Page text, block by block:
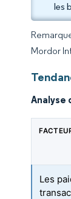
les
Mordor
Analyse
Les